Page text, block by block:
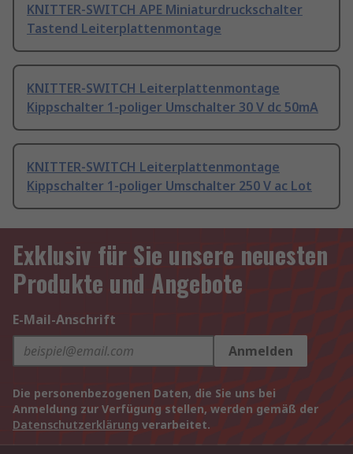
KNITTER-SWITCH APE Miniaturdruckschalter
Tastend Leiterplattenmontage
KNITTER-SWITCH Leiterplattenmontage
Kippschalter 1-poliger Umschalter 30 V dc 50mA
KNITTER-SWITCH Leiterplattenmontage
Kippschalter 1-poliger Umschalter 250 V ac Lot
Exklusiv für Sie unsere neuesten
Produkte und Angebote
E-Mail-Anschrift
Anmelden
Die personenbezogenen Daten, die Sie uns bei
Anmeldung zur Verfügung stellen, werden gemäß der
Datenschutzerklärung verarbeitet.